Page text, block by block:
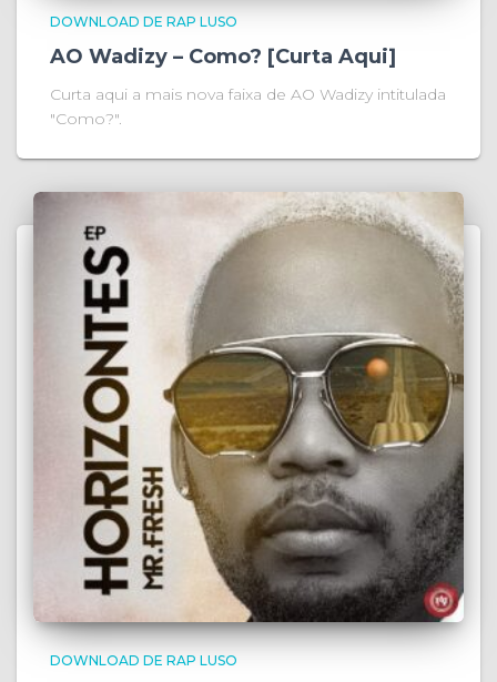
DOWNLOAD DE RAP LUSO
AO Wadizy – Como? [Curta Aqui]
Curta aqui a mais nova faixa de AO Wadizy intitulada
"Como?".
DOWNLOAD DE RAP LUSO